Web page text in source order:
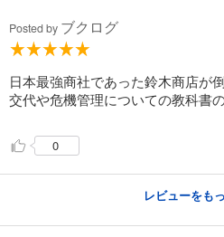
Posted by ブクログ
日本最強商社であった鈴木商店が
交代や危機管理についての教科書の
0
レビューをも